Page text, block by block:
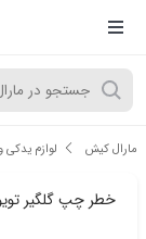
مارال کیش لوازم یدکی
خطر چپ گلگیر